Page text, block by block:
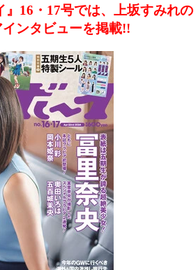
』16・17号では、上坂すみれの
ンタビューを掲載!!